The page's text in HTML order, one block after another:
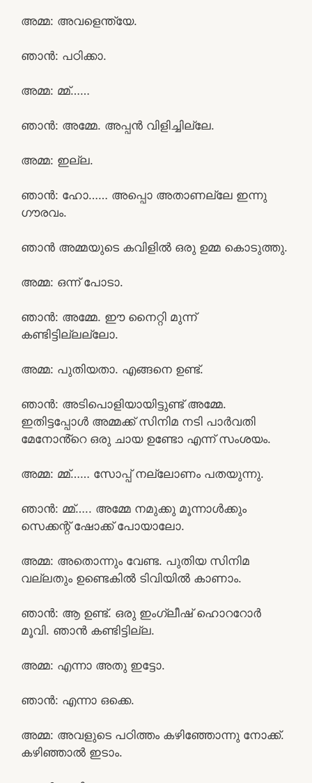
അമ്മ: അവളെന്ത്യേ.
ഞാൻ: പഠിക്കാ.
അമ്മ: മ്മ്……
ഞാൻ: അമ്മേ. അപ്പൻ വിളിച്ചില്ലേ.
അമ്മ: ഇല്ല.
ഞാൻ: ഹോ…… അപ്പൊ അതാണല്ലേ ഇന്നു
ഗൗരവം.
ഞാൻ അമ്മയുടെ കവിളിൽ ഒരു ഉമ്മ കൊടുത്തു.
അമ്മ: ഒന്ന് പോടാ.
ഞാൻ: അമ്മേ. ഈ നൈറ്റി മുന്ന്
കണ്ടിട്ടില്ലല്ലോ.
അമ്മ: പുതിയതാ. എങ്ങനെ ഉണ്ട്.
ഞാൻ: അടിപൊളിയായിട്ടുണ്ട് അമ്മേ.
ഇതിട്ടപ്പോൾ അമ്മക്ക് സിനിമ നടി പാർവതി
മേനോൻ്റെ ഒരു ചായ ഉണ്ടോ എന്ന് സംശയം.
അമ്മ: മ്മ്…… സോപ്പ് നല്ലോണം പതയുന്നു.
ഞാൻ: മ്മ്….. അമ്മേ നമുക്കു മൂന്നാൾക്കും
സെക്കന്റ്‌ ഷോക്ക് പോയാലോ.
അമ്മ: അതൊന്നും വേണ്ട. പുതിയ സിനിമ
വല്ലതും ഉണ്ടെകിൽ ടിവിയിൽ കാണാം.
ഞാൻ: ആ ഉണ്ട്. ഒരു ഇംഗ്ലീഷ് ഹൊററോർ
മൂവി. ഞാൻ കണ്ടിട്ടില്ല.
അമ്മ: എന്നാ അതു ഇട്ടോ.
ഞാൻ: എന്നാ ഒക്കെ.
അമ്മ: അവളുടെ പഠിത്തം കഴിഞ്ഞോന്നു നോക്ക്.
കഴിഞ്ഞാൽ ഇടാം.